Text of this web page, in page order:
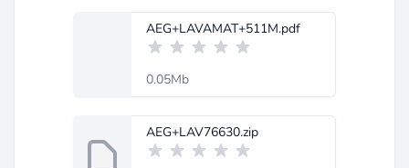
AEG+LAVAMAT+511M.pdf
0.05Mb
AEG+LAV76630.zip